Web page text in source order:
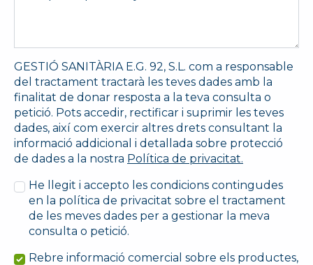
GESTIÓ SANITÀRIA E.G. 92, S.L. com a responsable
del tractament tractarà les teves dades amb la
finalitat de donar resposta a la teva consulta o
petició. Pots accedir, rectificar i suprimir les teves
dades, així com exercir altres drets consultant la
informació addicional i detallada sobre protecció
de dades a la nostra Política de privacitat.
He llegit i accepto les condicions contingudes
en la política de privacitat sobre el tractament
de les meves dades per a gestionar la meva
consulta o petició.
Rebre informació comercial sobre els productes,